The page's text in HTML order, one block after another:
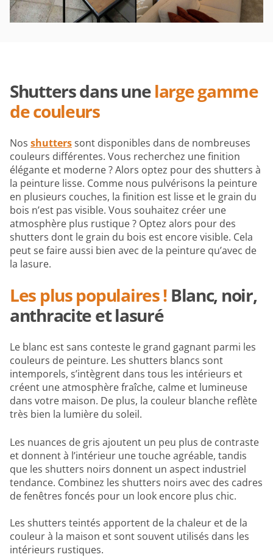
Shutters dans unelarge gamme
de couleurs
Nos shutterssont disponibles dans de nombreuses
couleurs différentes. Vous recherchez une finition
élégante et moderne ? Alors optez pour des shutters à
la peinture lisse. Comme nous pulvérisons la peinture
en plusieurs couches, la finition est lisse et le grain du
bois n’est pas visible. Vous souhaitez créer une
atmosphère plus rustique ? Optez alors pour des
shutters dont le grain du bois est encore visible. Cela
peut se faire aussi bien avec de la peinture qu’avec de
la lasure.
Les plus populaires ! Blanc, noir,
anthracite et lasuré
Le blanc est sans conteste le grand gagnant parmi les
couleurs de peinture. Les shutters blancs sont
intemporels, s’intègrent dans tous les intérieurs et
créent une atmosphère fraîche, calme et lumineuse
dans votre maison. De plus, la couleur blanche reflète
très bien la lumière du soleil.
Les nuances de gris ajoutent un peu plus de contraste
et donnent à l’intérieur une touche agréable, tandis
que les shutters noirs donnent un aspect industriel
tendance. Combinez les shutters noirs avec des cadres
de fenêtres foncés pour un look encore plus chic.
Les shutters teintés apportent de la chaleur et de la
couleur à la maison et sont souvent utilisés dans les
intérieurs rustiques.